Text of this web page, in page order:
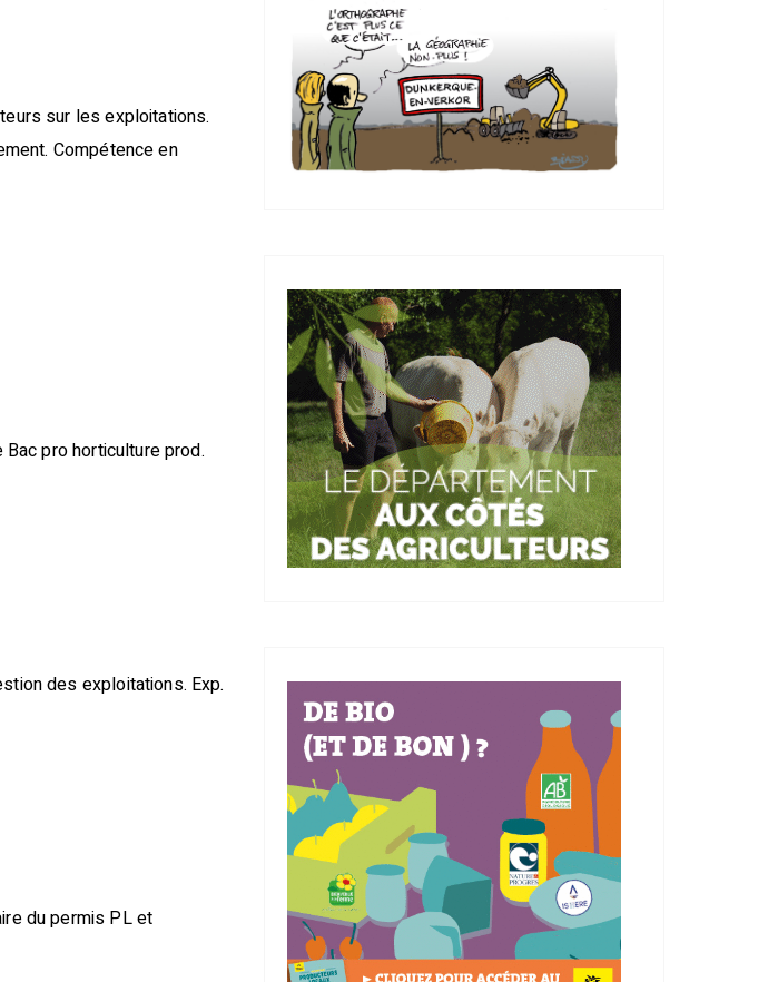
sur les exploitations.
Compétence en
Bac pro horticulture prod.
des exploitations. Exp.
du permis PL et